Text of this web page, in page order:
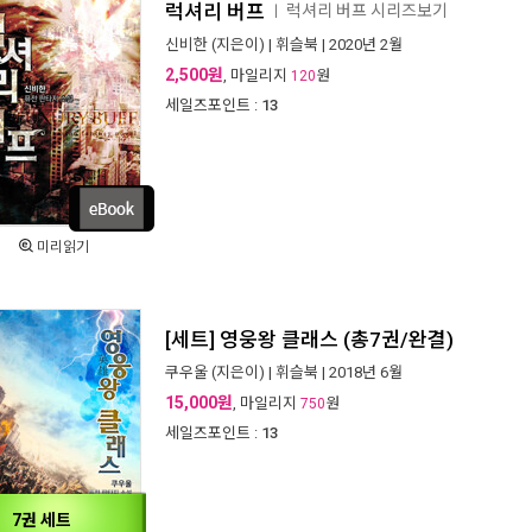
미리읽기
럭셔리 버프 럭셔리 버프 시리즈보기
신비한 (지은이) | 휘슬북 | 2020년 2월
2,500원, 마일리지 120원
세일즈포인트 : 13
7권 세트
[세트] 영웅왕 클래스 (총7권/완결)
쿠우울 (지은이) | 휘슬북 | 2018년 6월
15,000원, 마일리지 750원
세일즈포인트 : 13